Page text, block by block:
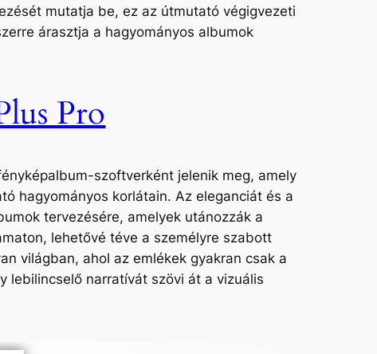
mutatja be, ez az útmutató végigvezeti
árasztja a hagyományos albumok
Pro
szoftverként jelenik meg, amely
hagyományos korlátain. Az eleganciát és a
tervezésére, amelyek utánozzák a
lehetővé téve a személyre szabott
világban, ahol az emlékek gyakran csak a
lebilincselő narratívát szövi át a vizuális